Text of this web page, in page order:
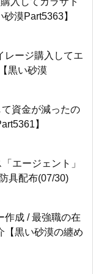
漠Part5363】
レージ購入してエ
黒い砂漠
資金が減ったの
】
エージェント」
具配布(07/30)
作成 / 最強職の在
【黒い砂漠の纏め